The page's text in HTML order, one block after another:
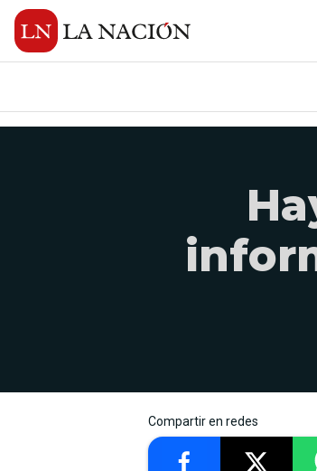
Compartir en redes